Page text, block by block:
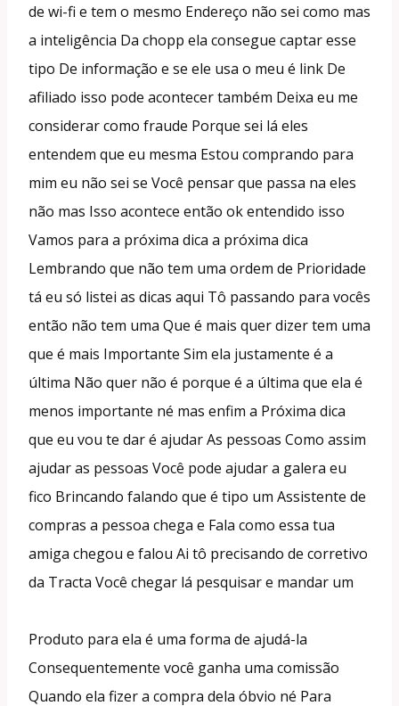
de wi-fi e tem o mesmo Endereço não sei como mas
a inteligência Da chopp ela consegue captar esse
tipo De informação e se ele usa o meu é link De
afiliado isso pode acontecer também Deixa eu me
considerar como fraude Porque sei lá eles
entendem que eu mesma Estou comprando para
mim eu não sei se Você pensar que passa na eles
não mas Isso acontece então ok entendido isso
Vamos para a próxima dica a próxima dica
Lembrando que não tem uma ordem de Prioridade
tá eu só listei as dicas aqui Tô passando para vocês
então não tem uma Que é mais quer dizer tem uma
que é mais Importante Sim ela justamente é a
última Não quer não é porque é a última que ela é
menos importante né mas enfim a Próxima dica
que eu vou te dar é ajudar As pessoas Como assim
ajudar as pessoas Você pode ajudar a galera eu
fico Brincando falando que é tipo um Assistente de
compras a pessoa chega e Fala como essa tua
amiga chegou e falou Ai tô precisando de corretivo
da Tracta Você chegar lá pesquisar e mandar um
Produto para ela é uma forma de ajudá-la
Consequentemente você ganha uma comissão
Quando ela fizer a compra dela óbvio né Para